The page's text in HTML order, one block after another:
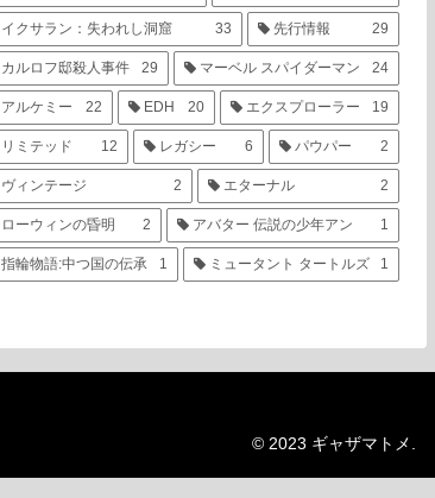
イクサラン：失われし洞窟 33 先行情報 29
カルロフ邸殺人事件 29 マーベル スパイダーマン 24
アルケミー 22 EDH 20 エクスプローラー 19
リミテッド 12 レガシー 6 パウパー 2
ヴィンテージ 2 エターナル 2
ローウィンの昏明 2 アバター 伝説の少年アン 1
指輪物語:中つ国の伝承 1 ミュータント タートルズ 1
© 2023 ギャザマトメ.